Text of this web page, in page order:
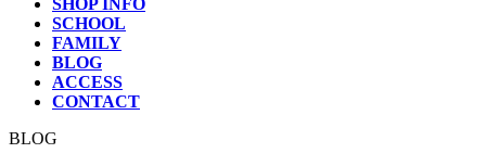
SHOP INFO
SCHOOL
FAMILY
BLOG
ACCESS
CONTACT
BLOG